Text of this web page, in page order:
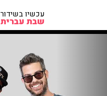
עכשיו בשידור
שבת עברית